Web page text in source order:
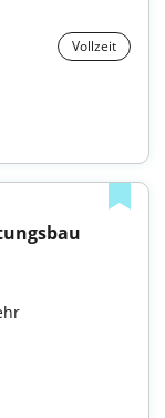
Vollzeit